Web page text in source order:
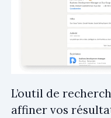
L’outil de
affiner vos